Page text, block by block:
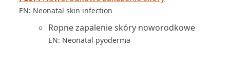
EN: Neonatal skin infection
Ropne zapalenie skóry noworodkowe
EN: Neonatal pyoderma